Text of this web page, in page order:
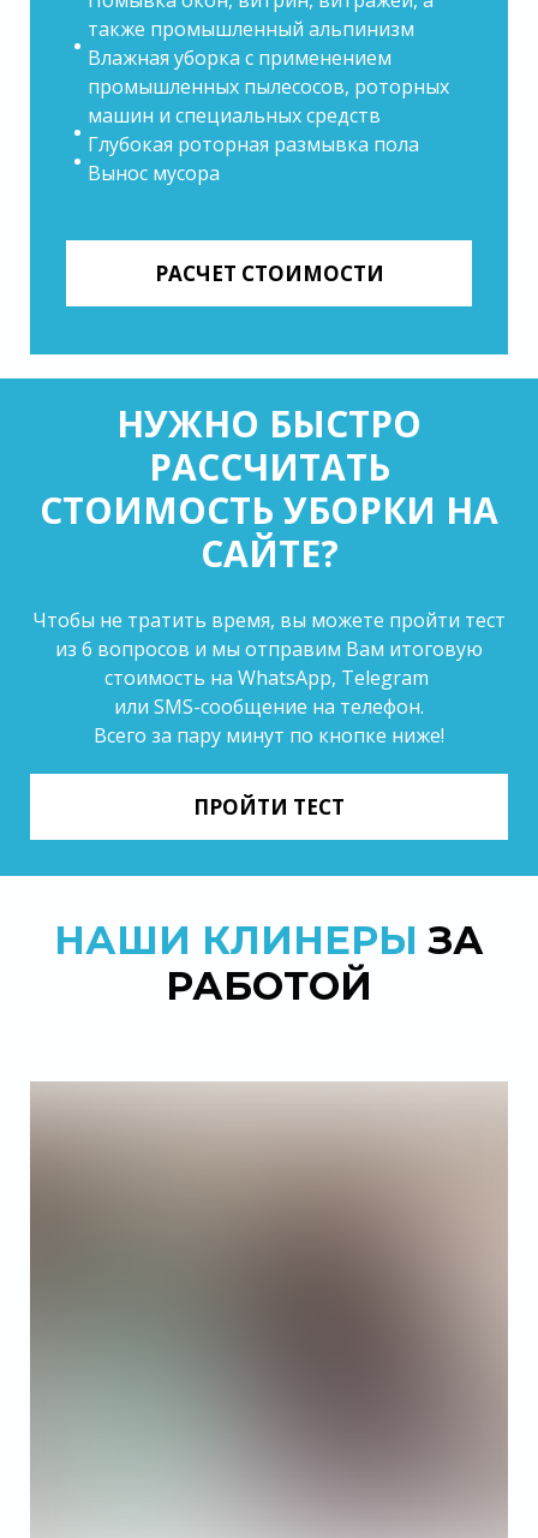
также промышленный альпинизм
Влажная уборка с применением
промышленных пылесосов, роторных
машин и специальных средств
Глубокая роторная размывка пола
Вынос мусора
РАСЧЕТ СТОИМОСТИ
НУЖНО БЫСТРО
РАССЧИТАТЬ
СТОИМОСТЬ УБОРКИ НА
САЙТЕ?
Чтобы не тратить время, вы можете пройти тест
из 6 вопросов и мы отправим Вам итоговую
стоимость на WhatsApp, Telegram
или SMS-сообщение на телефон.
Всего за пару минут по кнопке ниже!
ПРОЙТИ ТЕСТ
НАШИ КЛИНЕРЫ ЗА
РАБОТОЙ